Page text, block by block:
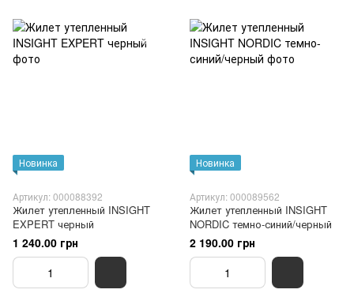
Новинка
Артикул: 000088392
Жилет утепленный INSIGHT
EXPERT черный
1 240.00 грн
Новинка
Артикул: 000089562
Жилет утепленный INSIGHT
NORDIC темно-синий/черный
2 190.00 грн